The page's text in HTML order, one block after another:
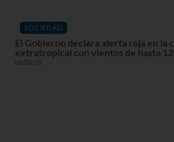
SOCIEDAD
El Gobierno declara alerta roja en la
extratropical con vientos de hasta
06/08/26